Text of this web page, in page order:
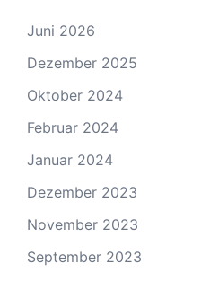
Juni 2026
Dezember 2025
Oktober 2024
Februar 2024
Januar 2024
Dezember 2023
November 2023
September 2023